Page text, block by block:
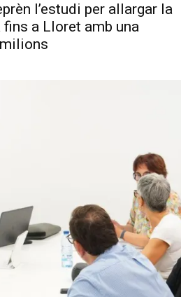
l’estudi per allargar la
fins a Lloret amb una